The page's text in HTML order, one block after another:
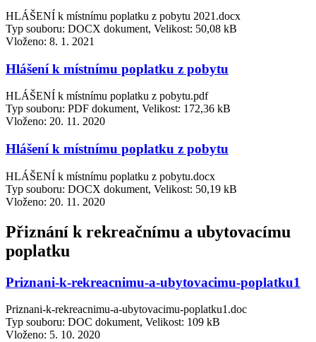
HLÁŠENÍ k místnímu poplatku z pobytu 2021.docx
Typ souboru: DOCX dokument, Velikost: 50,08 kB
Vloženo: 8. 1. 2021
Hlášení k místnímu poplatku z pobytu
HLÁŠENÍ k místnímu poplatku z pobytu.pdf
Typ souboru: PDF dokument, Velikost: 172,36 kB
Vloženo: 20. 11. 2020
Hlášení k místnímu poplatku z pobytu
HLÁŠENÍ k místnímu poplatku z pobytu.docx
Typ souboru: DOCX dokument, Velikost: 50,19 kB
Vloženo: 20. 11. 2020
Přiznání k rekreačnímu a ubytovacímu
poplatku
Priznani-k-rekreacnimu-a-ubytovacimu-poplatku1
Priznani-k-rekreacnimu-a-ubytovacimu-poplatku1.doc
Typ souboru: DOC dokument, Velikost: 109 kB
Vloženo: 5. 10. 2020